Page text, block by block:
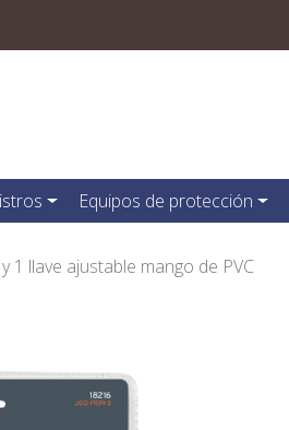
Equipos de protección
1 llave ajustable mango de PVC